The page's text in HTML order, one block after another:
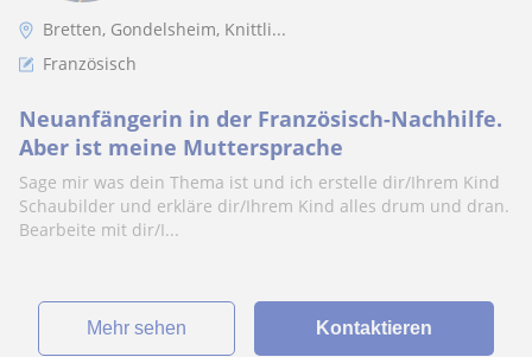
Bretten, Gondelsheim, Knittli...
Französisch
Neuanfängerin in der Französisch-Nachhilfe.
Aber ist meine Muttersprache
Sage mir was dein Thema ist und ich erstelle dir/Ihrem Kind
Schaubilder und erkläre dir/Ihrem Kind alles drum und dran.
Bearbeite mit dir/I...
Mehr sehen Kontaktieren